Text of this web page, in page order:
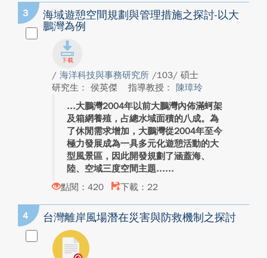
3
海域遊憩空間規劃與管理措施之探討-以大
鵬灣為例
/ 海洋科技與事務研究所 /103/ 碩士
研究生： 侯英傑
指導教授： 陳璋玲
大鵬灣2004年以前大鵬灣內佈滿蚵架
及箱網養殖，占總水域面積的八成。為
了休閒需求增加，大鵬灣從2004年至今
極力發展成為一具多元化遊憩活動的大
型風景區，因此開發規劃了涵蓋海、
陸、空域三度空間主題...
點閱：420
下載：22
4 台灣離岸風場潛在災害與防救機制之探討